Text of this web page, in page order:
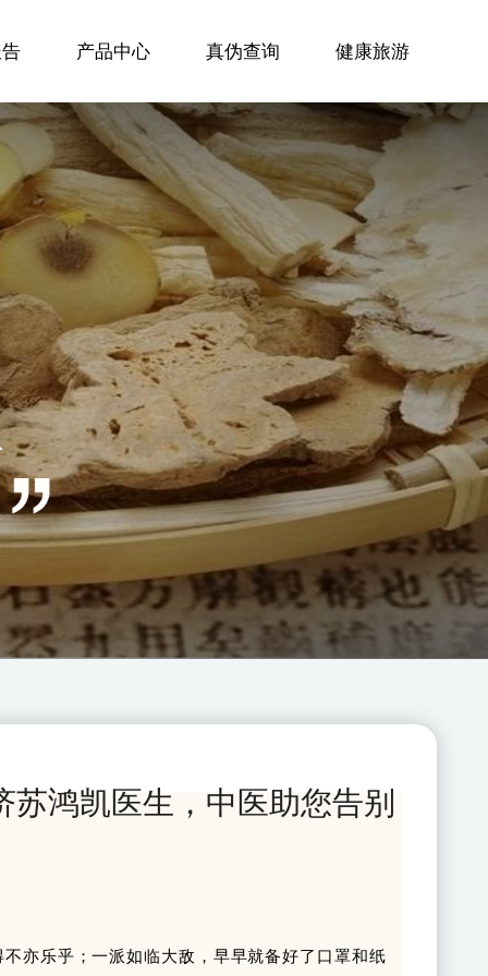
产品中心 真伪查询 健康旅游
鸿凯医生，中医助您告别
亦乐乎；一派如临大敌，早早就备好了口罩和纸